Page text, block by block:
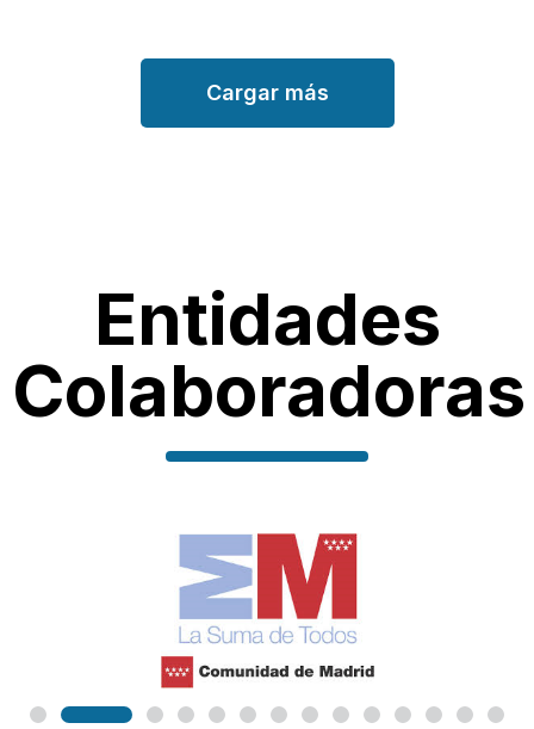
Cargar más
Entidades
Colaboradoras